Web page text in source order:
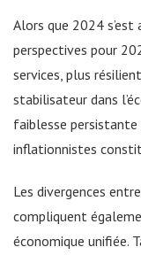
Alors que 2024
perspectives pour
services, plus
stabilisateur dans
faiblesse
inflationnistes
Les divergences
compliquent
économique unifiée.